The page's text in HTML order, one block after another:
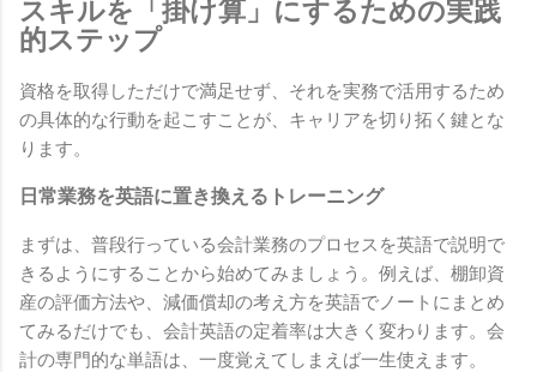
スキルを「掛け算」にするための実践
的ステップ
資格を取得しただけで満足せず、それを実務で活用するため
の具体的な行動を起こすことが、キャリアを切り拓く鍵とな
ります。
日常業務を英語に置き換えるトレーニング
まずは、普段行っている会計業務のプロセスを英語で説明で
きるようにすることから始めてみましょう。例えば、棚卸資
産の評価方法や、減価償却の考え方を英語でノートにまとめ
てみるだけでも、会計英語の定着率は大きく変わります。会
計の専門的な単語は、一度覚えてしまえば一生使えます。